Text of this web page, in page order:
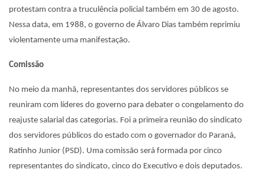
protestam contra a truculência policial também em 30 de agosto.
Nessa data, em 1988, o governo de Álvaro Dias também reprimiu
violentamente uma manifestação.
Comissão
No meio da manhã, representantes dos servidores públicos se
reuniram com líderes do governo para debater o congelamento do
reajuste salarial das categorias. Foi a primeira reunião do sindicato
dos servidores públicos do estado com o governador do Paraná,
Ratinho Junior (PSD). Uma comissão será formada por cinco
representantes do sindicato, cinco do Executivo e dois deputados.